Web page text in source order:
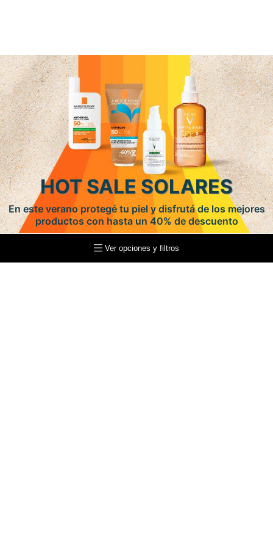
HOT SALE SOLARES
En este verano protegé tu piel y disfrutá de los mejores
productos con hasta un 40% de descuento
Ver opciones y filtros